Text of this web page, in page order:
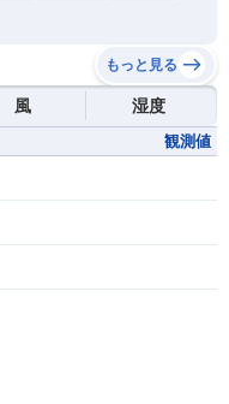
もっと見る
風 湿度
観測値